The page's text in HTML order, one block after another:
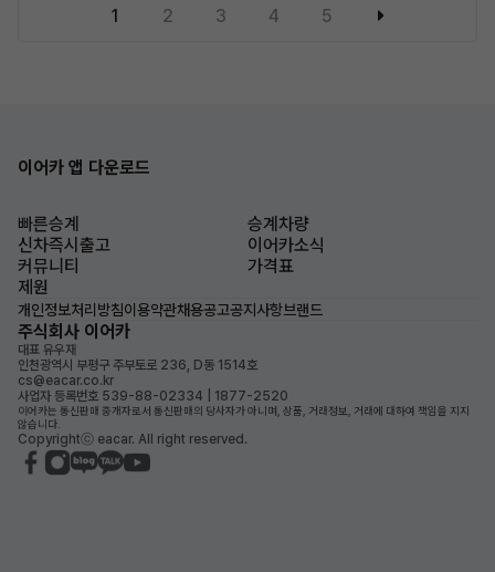
1 2 3 4 5
이어카 앱 다운로드
빠른승계
승계차량
신차즉시출고
이어카소식
커뮤니티
가격표
제원
개인정보처리방침이용약관채용공고공지사항브랜드
주식회사 이어카
대표 유우재
인천광역시 부평구 주부토로 236, D동 1514호
cs@eacar.co.kr
사업자 등록번호 539-88-02334 | 1877-2520
이어카는 통신판매 중개자로서 통신판매의 당사자가 아니며, 상품, 거래정보, 거래에 대하여 책임을 지지
않습니다.
Copyrightⓒ eacar. All right reserved.